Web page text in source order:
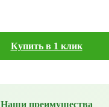
Купить в 1 клик
Наши преимущества